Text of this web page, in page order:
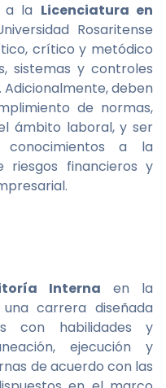
a la Licenciatura en
Rosaritense
crítico y metódico
sistemas y controles
Adicionalmente, deben
de normas,
ámbito laboral, y ser
a la
riesgos financieros y
Interna en la
una carrera diseñada
con habilidades y
ejecución y
de acuerdo con las